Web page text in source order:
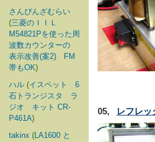
さんぴんざむらい
(三菱のＩＩＬ
M54821Pを使った周
波数カウンターの
表示改善(案2) FM
帯もOK)
ハル (イスペット 6
石トランジスタ ラ
ジオ キット CR-
P461A)
takinx (LA1600 と
05, レフレッ